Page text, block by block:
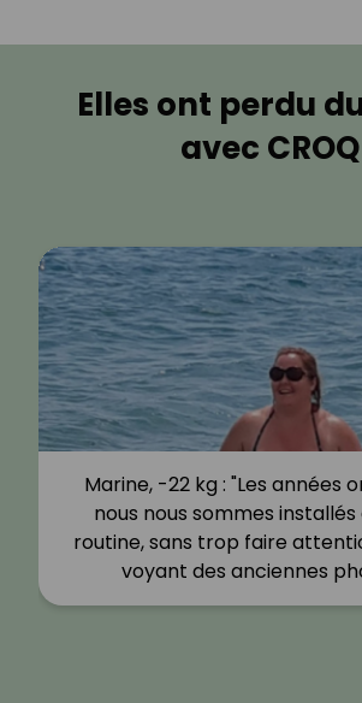
Elles ont perdu
avec CROQ
Marine, -22 kg : "Les années
nous nous sommes installés
routine, sans trop faire
voyant des anciennes